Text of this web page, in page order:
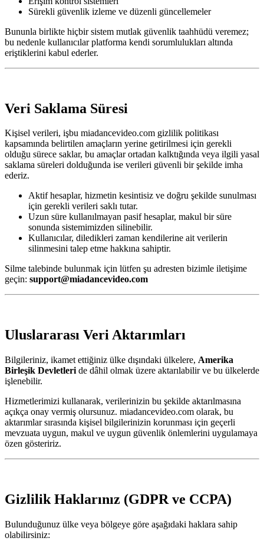
Sürekli güvenlik izleme ve düzenli güncellemeler
Bununla birlikte hiçbir sistem mutlak güvenlik taahhüdü veremez;
bu nedenle kullanıcılar platforma kendi sorumlulukları altında
eriştiklerini kabul ederler.
Veri Saklama Süresi
Kişisel verileri, işbu miadancevideo.com gizlilik politikası
kapsamında belirtilen amaçların yerine getirilmesi için gerekli
olduğu sürece saklar, bu amaçlar ortadan kalktığında veya ilgili yasal
saklama süreleri dolduğunda ise verileri güvenli bir şekilde imha
ederiz.
Aktif hesaplar, hizmetin kesintisiz ve doğru şekilde sunulması
için gerekli verileri saklı tutar.
Uzun süre kullanılmayan pasif hesaplar, makul bir süre
sonunda sistemimizden silinebilir.
Kullanıcılar, diledikleri zaman kendilerine ait verilerin
silinmesini talep etme hakkına sahiptir.
Silme talebinde bulunmak için lütfen şu adresten bizimle iletişime
geçin: support@miadancevideo.com
Uluslararası Veri Aktarımları
Bilgileriniz, ikamet ettiğiniz ülke dışındaki ülkelere, Amerika
Birleşik Devletleri de dâhil olmak üzere aktarılabilir ve bu ülkelerde
işlenebilir.
Hizmetlerimizi kullanarak, verilerinizin bu şekilde aktarılmasına
açıkça onay vermiş olursunuz. miadancevideo.com olarak, bu
aktarımlar sırasında kişisel bilgilerinizin korunması için geçerli
mevzuata uygun, makul ve uygun güvenlik önlemlerini uygulamaya
özen gösteririz.
Gizlilik Haklarınız (GDPR ve CCPA)
Bulunduğunuz ülke veya bölgeye göre aşağıdaki haklara sahip
olabilirsiniz: